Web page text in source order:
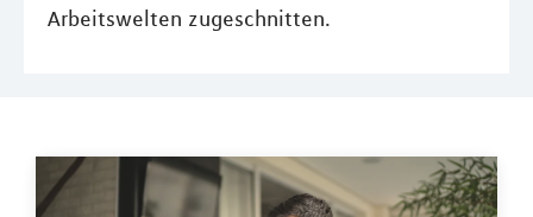
Arbeitswelten zugeschnitten.